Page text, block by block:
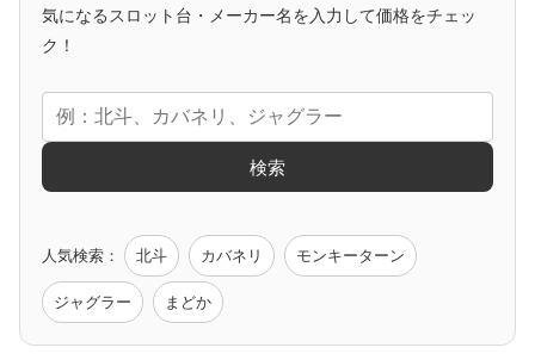
アニメタイアップ
エヴァ コードギアス 化物語 炎炎ノ消防隊
モンハン バイオ ペルソナ
気になるスロット台・メーカー名を入力して価格をチェッ
ク！
検索
人気検索： 北斗 カバネリ モンキーターン
ジャグラー まどか